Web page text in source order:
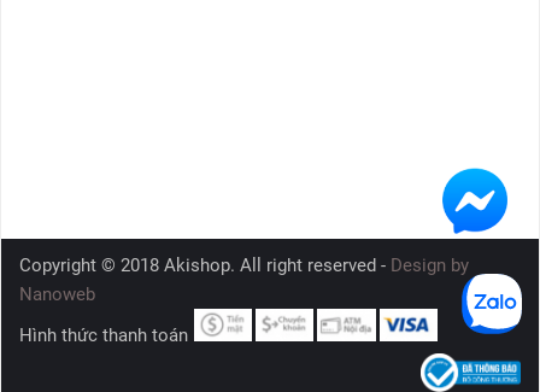
Copyright © 2018 Akishop. All right reserved - Design by
Nanoweb
Hình thức thanh toán